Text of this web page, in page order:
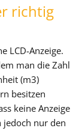
richtig
LCD-Anzeige.
man die Zahl
(m3)
besitzen
keine Anzeige
jedoch nur den